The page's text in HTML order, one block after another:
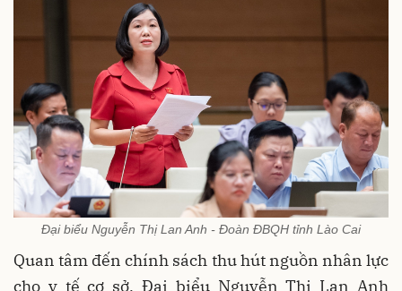
Đại biểu Nguyễn Thị Lan Anh - Đoàn ĐBQH tỉnh Lào Cai
Quan tâm đến chính sách thu hút nguồn nhân lực
cho y tế cơ sở, Đại biểu Nguyễn Thị Lan Anh